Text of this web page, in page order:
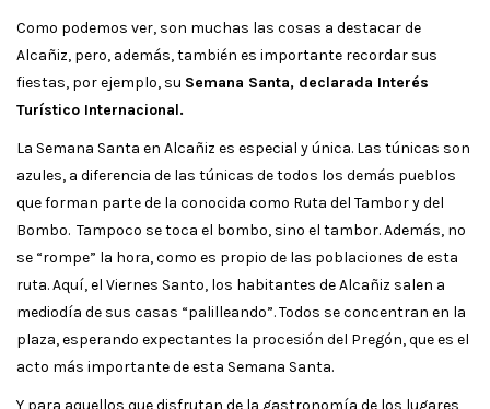
Como podemos ver, son muchas las cosas a destacar de
Alcañiz, pero, además, también es importante recordar sus
fiestas, por ejemplo, su Semana Santa, declarada Interés
Turístico Internacional.
La Semana Santa en Alcañiz es especial y única. Las túnicas son
azules, a diferencia de las túnicas de todos los demás pueblos
que forman parte de la conocida como Ruta del Tambor y del
Bombo. Tampoco se toca el bombo, sino el tambor. Además, no
se “rompe” la hora, como es propio de las poblaciones de esta
ruta. Aquí, el Viernes Santo, los habitantes de Alcañiz salen a
mediodía de sus casas “palilleando”. Todos se concentran en la
plaza, esperando expectantes la procesión del Pregón, que es el
acto más importante de esta Semana Santa.
Y para aquellos que disfrutan de la gastronomía de los lugares